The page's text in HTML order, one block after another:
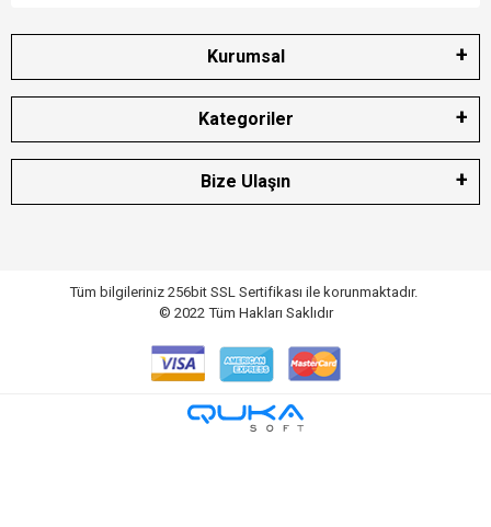
Kurumsal
Kategoriler
Bize Ulaşın
Tüm bilgileriniz 256bit SSL Sertifikası ile korunmaktadır.
© 2022 Tüm Hakları Saklıdır